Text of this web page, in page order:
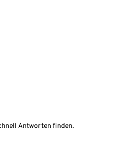
Antworten finden.